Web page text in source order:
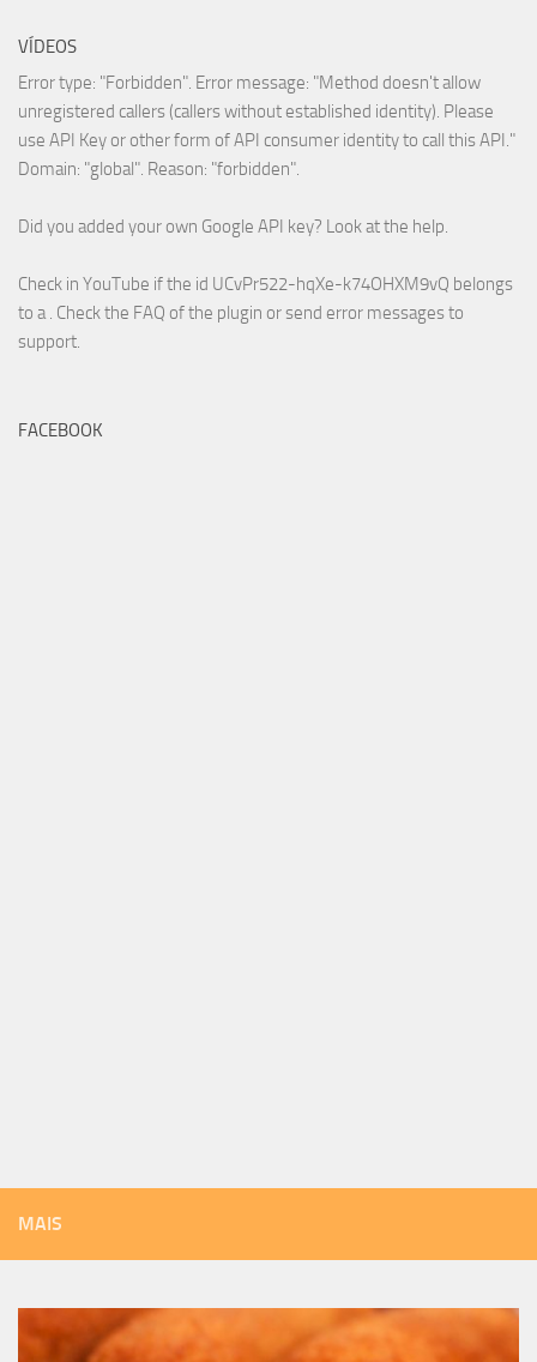
VÍDEOS
Error type: "Forbidden". Error message: "Method doesn't allow
unregistered callers (callers without established identity). Please
use API Key or other form of API consumer identity to call this API."
Domain: "global". Reason: "forbidden".
Did you added your own Google API key? Look at the help.
Check in YouTube if the id UCvPr522-hqXe-k74OHXM9vQ belongs
to a . Check the FAQ of the plugin or send error messages to
support.
FACEBOOK
MAIS